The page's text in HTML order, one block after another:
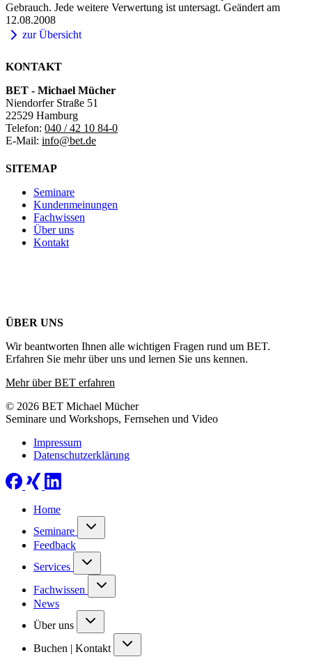
Gebrauch. Jede weitere Verwertung ist untersagt. Geändert am
12.08.2008
zur Übersicht
KONTAKT
BET - Michael Mücher
Niendorfer Straße 51
22529 Hamburg
Telefon: 040 / 42 10 84-0
E-Mail: info@bet.de
SITEMAP
Seminare
Kundenmeinungen
Fachwissen
Über uns
Kontakt
ÜBER UNS
Wir beantworten Ihnen alle wichtigen Fragen rund um BET.
Erfahren Sie mehr über uns und lernen Sie uns kennen.
Mehr über BET erfahren
© 2026 BET Michael Mücher
Seminare und Workshops, Fernsehen und Video
Impressum
Datenschutzerklärung
Home
Seminare
Feedback
Services
Fachwissen
News
Über uns
Buchen | Kontakt